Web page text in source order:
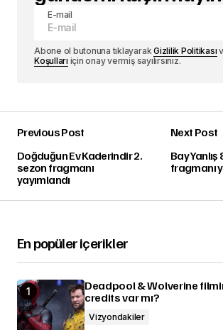
E-mail
Abone ol butonuna tıklayarakGizlilik Politikası
Koşulları için onay vermiş sayılırsınız.
Previous Post
Doğduğun Ev Kaderindir 2.
sezon fragmanı
yayımlandı
Next Post
Bay
fragmanı
En popüler içerikler
Deadpool & Wolverine
credits var mı?
Vizyondakiler